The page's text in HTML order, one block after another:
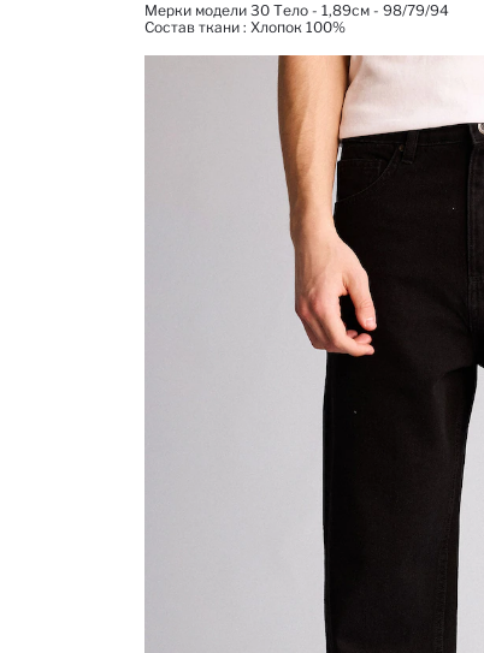
Мерки модели 30 Тело - 1,89см - 98/79/94
Состав ткани : Xлопок 100%